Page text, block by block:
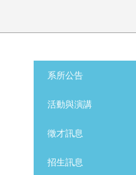
系所公告
活動與演講
徵才訊息
招生訊息